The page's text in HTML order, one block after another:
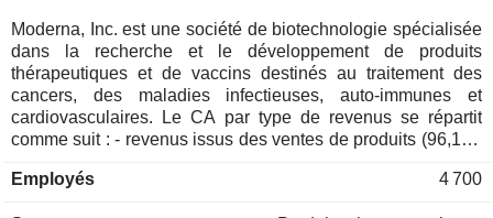
Moderna, Inc. est une société de biotechnologie spécialisée
dans la recherche et le développement de produits
thérapeutiques et de vaccins destinés au traitement des
cancers, des maladies infectieuses, auto-immunes et
cardiovasculaires. Le CA par type de revenus se répartit
comme suit : - revenus issus des ventes de produits (96,1%)
revenus issus des royalties et de l'octroi de licences (1,3%) ;
Employés 4 700